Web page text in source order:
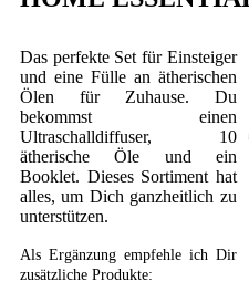
Das perfekte Set für Einsteiger
und eine Fülle an ätherischen
Ölen für Zuhause. Du
bekommst einen
Ultraschalldiffuser, 10
ätherische Öle und ein
Booklet. Dieses Sortiment hat
alles, um Dich ganzheitlich zu
unterstützen.
Als Ergänzung empfehle ich Dir
zusätzliche Produkte: